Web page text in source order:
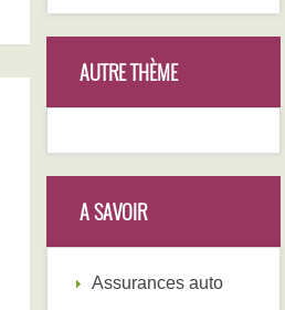
AUTRE THÈME
A SAVOIR
Assurances auto